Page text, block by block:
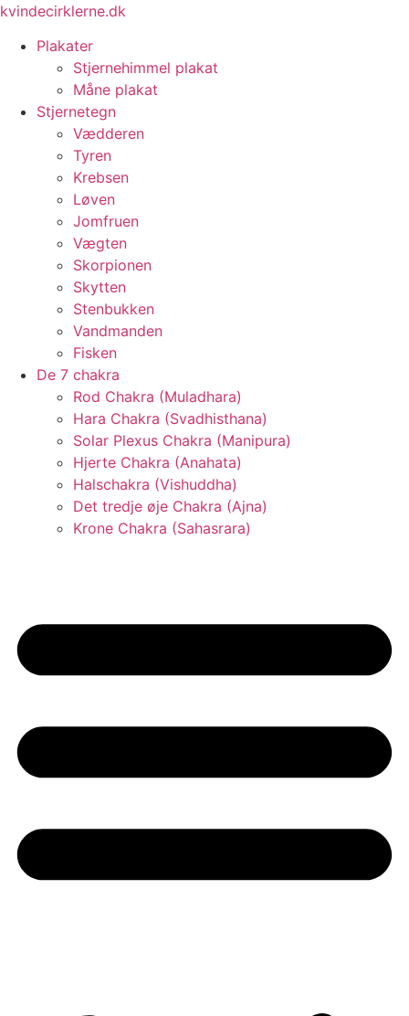
Videre
indhold
kvindecirklerne.dk
Plakater
Stjernehimmel plakat
Måne plakat
Stjernetegn
Vædderen
Tyren
Krebsen
Løven
Jomfruen
Vægten
Skorpionen
Skytten
Stenbukken
Vandmanden
Fisken
De 7 chakra
Rod Chakra (Muladhara)
Hara Chakra (Svadhisthana)
Solar Plexus Chakra (Manipura)
Hjerte Chakra (Anahata)
Halschakra (Vishuddha)
Det tredje øje Chakra (Ajna)
Krone Chakra (Sahasrara)